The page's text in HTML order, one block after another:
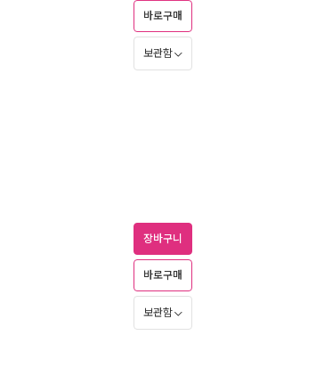
바로구매
보관함
장바구니
바로구매
보관함